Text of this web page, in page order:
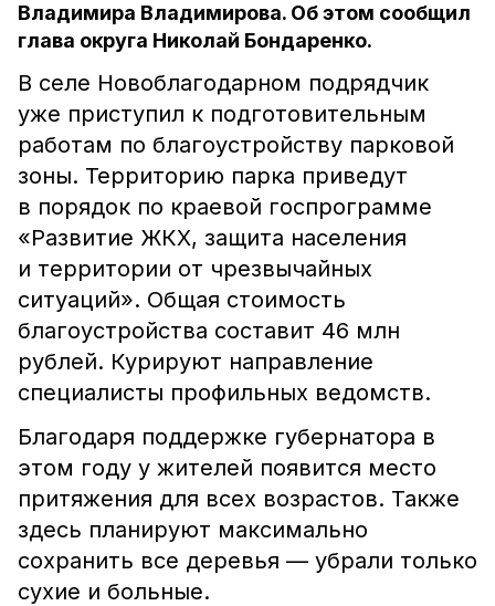
Владимира Владимирова. Об этом сообщил
глава округа Николай Бондаренко.
В селе Новоблагодарном подрядчик
уже приступил к подготовительным
работам по благоустройству парковой
зоны. Территорию парка приведут
в порядок по краевой госпрограмме
«Развитие ЖКХ, защита населения
и территории от чрезвычайных
ситуаций». Общая стоимость
благоустройства составит 46 млн
рублей. Курируют направление
специалисты профильных ведомств.
Благодаря поддержке губернатора в
этом году у жителей появится место
притяжения для всех возрастов. Также
здесь планируют максимально
сохранить все деревья — убрали только
сухие и больные.